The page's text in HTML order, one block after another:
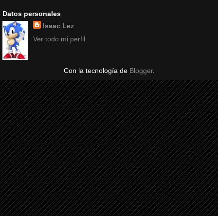
Datos personales
Isaac Lez
Ver todo mi perfil
Con la tecnología de Blogger.